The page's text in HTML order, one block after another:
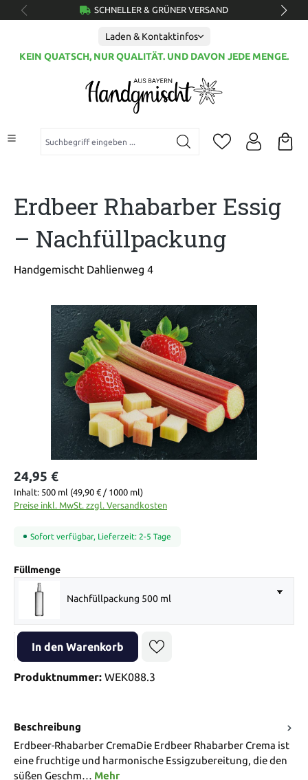
springen SCHNELLER & GRÜNER VERSAND
Laden & Kontaktinfos
KEIN QUATSCH, NUR QUALITÄT. UND DAVON JEDE MENGE.
Suchbegriff eingeben ...
Erdbeer Rhabarber Essig
– Nachfüllpackung
Handgemischt Dahlienweg 4
Bildergalerie überspringen
24,95 €
Inhalt: 500 ml (49,90 € / 1000 ml)
Preise inkl. MwSt. zzgl. Versandkosten
Sofort verfügbar, Lieferzeit: 2-5 Tage
Füllmengeauswählen
Nachfüllpackung 500 ml
Produkt Anzahl: Gib den gewünschten Wert ein oder benutze die
In den Warenkorb
Produktnummer: WEK088.3
Beschreibung
Erdbeer-Rhabarber CremaDie Erdbeer Rhabarber Crema ist
eine fruchtige und harmonische Essigzubereitung, die den
süßen Geschm… Mehr